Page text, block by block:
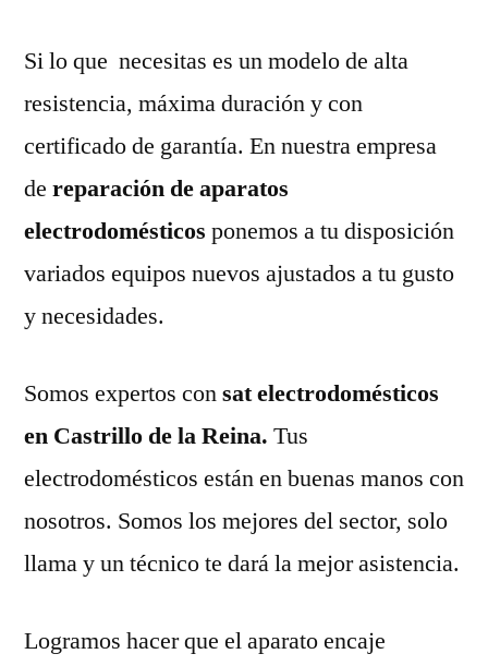
Si lo que necesitas es un modelo de alta
resistencia, máxima duración y con
certificado de garantía. En nuestra empresa
de reparación de aparatos
electrodomésticos ponemos a tu disposición
variados equipos nuevos ajustados a tu gusto
y necesidades.
Somos expertos consat electrodomésticos
en Castrillo de la Reina. Tus
electrodomésticos están en buenas manos con
nosotros. Somos los mejores del sector, solo
llama y un técnico te dará la mejor asistencia.
Logramos hacer que el aparato encaje